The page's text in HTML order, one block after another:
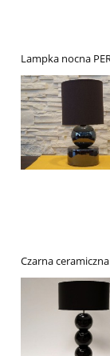
Lampka nocna
Czarna